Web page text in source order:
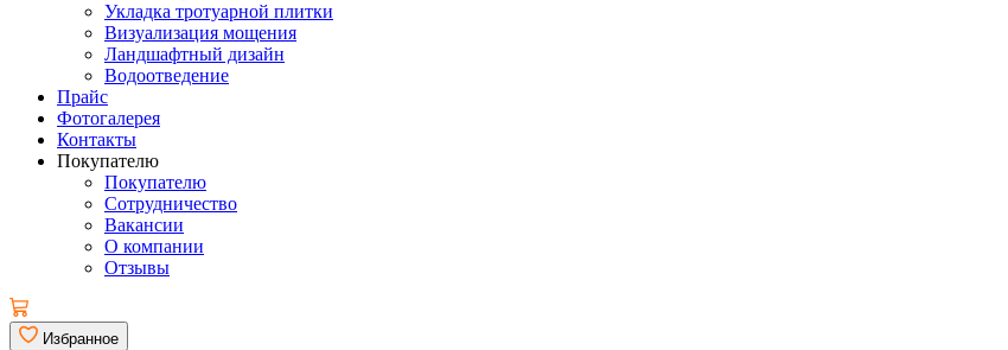
Укладка тротуарной плитки
Визуализация мощения
Ландшафтный дизайн
Водоотведение
Прайс
Фотогалерея
Контакты
Покупателю
Покупателю
Сотрудничество
Вакансии
О компании
Отзывы
Избранное